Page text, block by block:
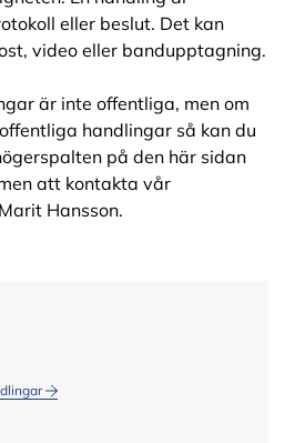
eller beslut. Det kan
video eller bandupptagning.
är inte offentliga, men om
handlingar så kan du
på den här sidan
att kontakta vår
Hansson.